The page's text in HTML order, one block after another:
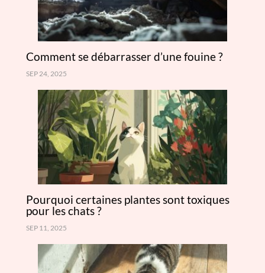
Comment se débarrasser d’une fouine ?
SEP 24, 2025
Pourquoi certaines plantes sont toxiques
pour les chats ?
SEP 11, 2025